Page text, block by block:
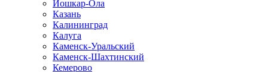
Йошкар-Ола
Казань
Калининград
Калуга
Каменск-Уральский
Каменск-Шахтинский
Кемерово